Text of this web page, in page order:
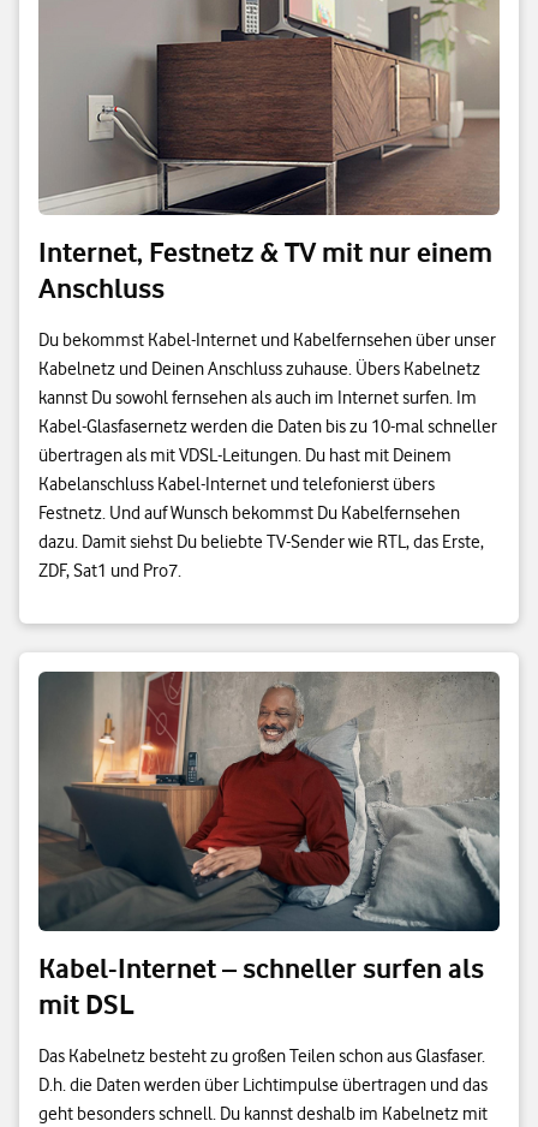
Internet, Festnetz & TV mit nur einem
Anschluss
Du bekommst Kabel-Internet und Kabelfernsehen über unser
Kabelnetz und Deinen Anschluss zuhause. Übers Kabelnetz
kannst Du sowohl fernsehen als auch im Internet surfen. Im
Kabel-Glasfasernetz werden die Daten bis zu 10-mal schneller
übertragen als mit VDSL-Leitungen. Du hast mit Deinem
Kabelanschluss Kabel-Internet und telefonierst übers
Festnetz. Und auf Wunsch bekommst Du Kabelfernsehen
dazu. Damit siehst Du beliebte TV-Sender wie RTL, das Erste,
ZDF, Sat1 und Pro7.
Kabel-Internet – schneller surfen als
mit DSL
Das Kabelnetz besteht zu großen Teilen schon aus Glasfaser.
D.h. die Daten werden über Lichtimpulse übertragen und das
geht besonders schnell. Du kannst deshalb im Kabelnetz mit